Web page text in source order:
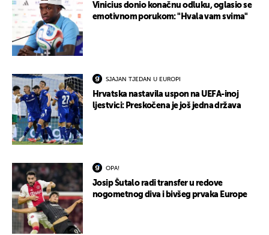
Vinicius donio konačnu odluku, oglasio se
emotivnom porukom: "Hvala vam svima"
SJAJAN TJEDAN U EUROPI
Hrvatska nastavila uspon na UEFA-inoj
ljestvici: Preskočena je još jedna država
OPA!
Josip Šutalo radi transfer u redove
nogometnog diva i bivšeg prvaka Europe